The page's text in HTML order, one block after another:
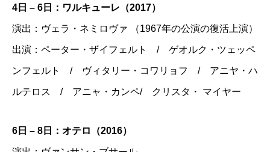
4日 – 6日：ワルキューレ（2017）
演出：ヴェラ・ネミロヴァ （1967年の公演の復活上演）
出演：ペーター・ザイフェルト / ゲオルク・ツェッペ
ンフェルト / ヴィタリー・コワリョフ / アニヤ・ハ
ルテロス / アニャ・カンペ/ クリスタ・ マイヤー
6日 – 8日：オテロ（2016）